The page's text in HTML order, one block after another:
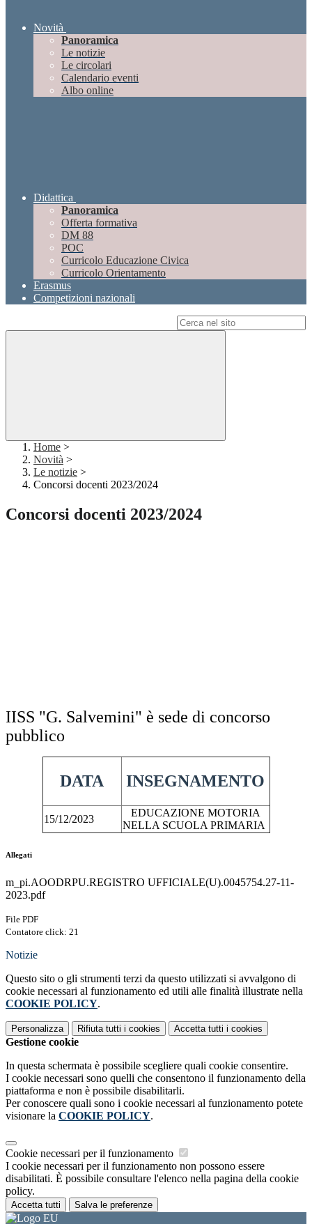
Novità
Panoramica
Le notizie
Le circolari
Calendario eventi
Albo online
Didattica
Panoramica
Offerta formativa
DM 88
POC
Curricolo Educazione Civica
Curricolo Orientamento
Erasmus
Competizioni nazionali
Home >
Novità >
Le notizie >
Concorsi docenti 2023/2024
Concorsi docenti 2023/2024
IISS "G. Salvemini" è sede di concorso
pubblico
DATA INSEGNAMENTO
15/12/2023
EDUCAZIONE MOTORIA
NELLA SCUOLA PRIMARIA
Allegati
m_pi.AOODRPU.REGISTRO UFFICIALE(U).0045754.27-11-
2023.pdf
File PDF
Contatore click: 21
Notizie
Questo sito o gli strumenti terzi da questo utilizzati si avvalgono di
cookie necessari al funzionamento ed utili alle finalità illustrate nella
COOKIE POLICY.
Personalizza Rifiuta tutti i cookies Accetta tutti i cookies
Gestione cookie
In questa schermata è possibile scegliere quali cookie consentire.
I cookie necessari sono quelli che consentono il funzionamento della
piattaforma e non è possibile disabilitarli.
Per conoscere quali sono i cookie necessari al funzionamento potete
visionare la COOKIE POLICY.
Cookie necessari per il funzionamento
I cookie necessari per il funzionamento non possono essere
disabilitati. È possibile consultare l'elenco nella pagina della cookie
policy.
Accetta tutti Salva le preferenze